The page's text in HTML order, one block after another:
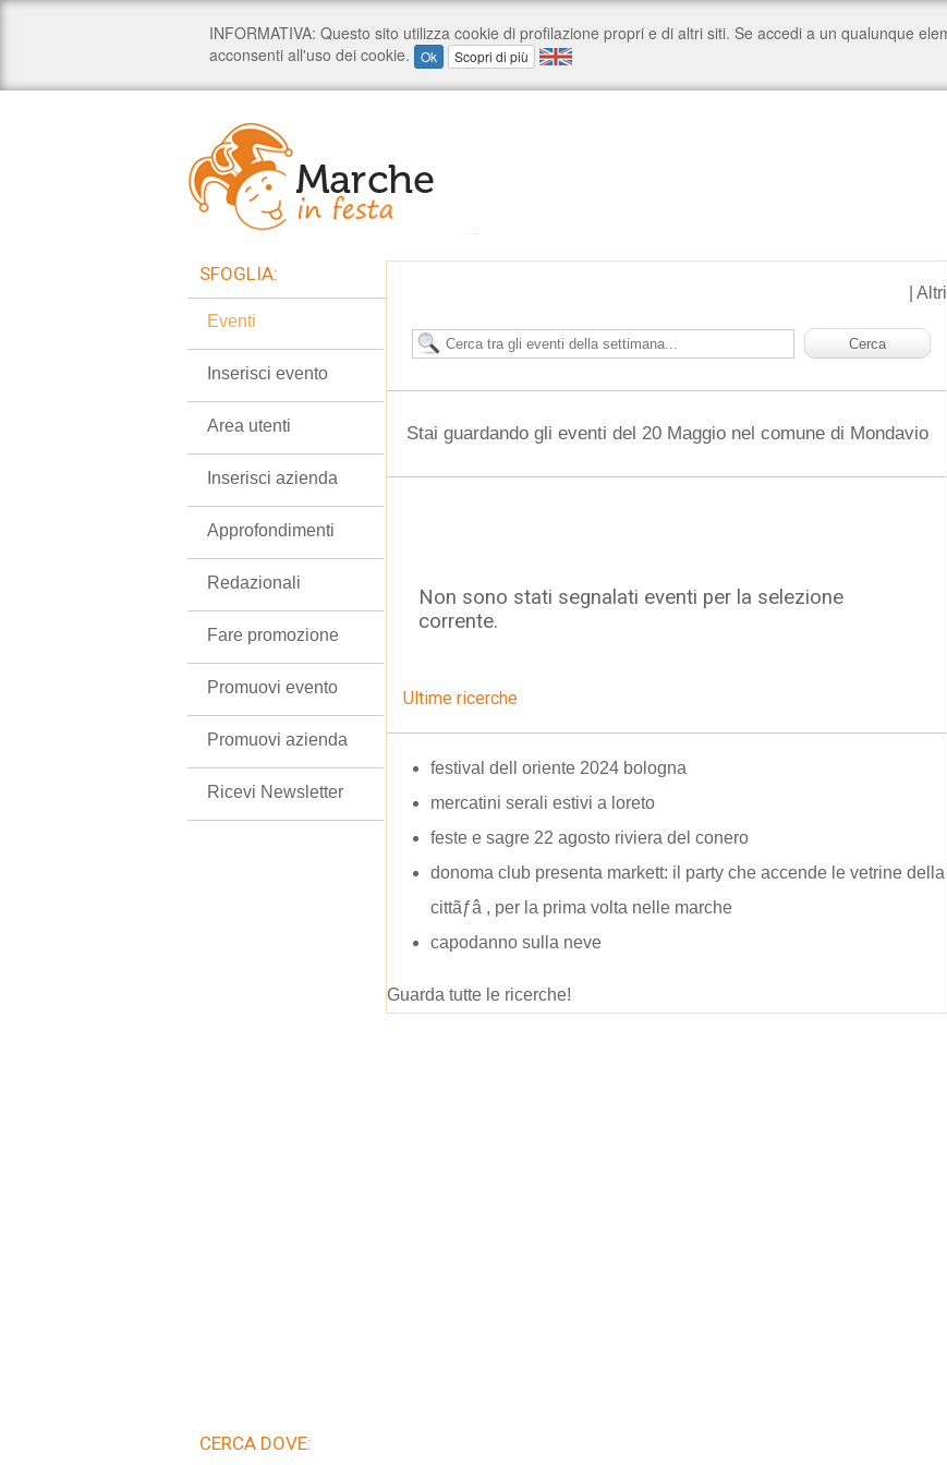
Altri
Stai guardando gli eventi del 20 Maggio nel comune di Mondavio
Non sono stati segnalati eventi per la selezione
corrente.
Ultime ricerche
festival dell oriente 2024 bologna
mercatini serali estivi a loreto
feste e sagre 22 agosto riviera del conero
donoma club presenta markett: il party che accende le vetrine della
cittãƒâ , per la prima volta nelle marche
capodanno sulla neve
Guarda tutte le ricerche!
SFOGLIA:
Eventi
Inserisci evento
Area utenti
Inserisci azienda
Approfondimenti
Redazionali
Fare promozione
Promuovi evento
Promuovi azienda
Ricevi Newsletter
CERCA DOVE: